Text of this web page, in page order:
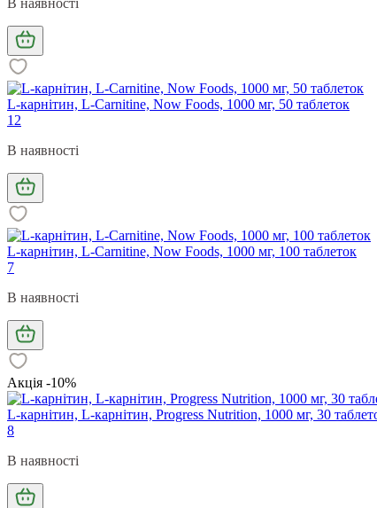
L-карнітин, L-Carnitine, Now Foods, 1000 мг, 50 таблеток
12
В наявності
L-карнітин, L-Carnitine, Now Foods, 1000 мг, 100 таблеток
7
В наявності
Акція -10%
L-карнітин, L-карнітин, Progress Nutrition, 1000 мг, 30
8
В наявності